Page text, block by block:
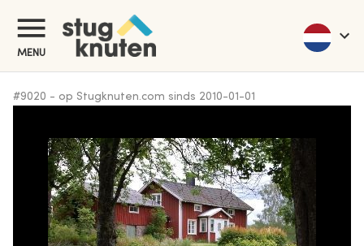
MENU
#9020 - op Stugknuten.com sinds 2010-01-01